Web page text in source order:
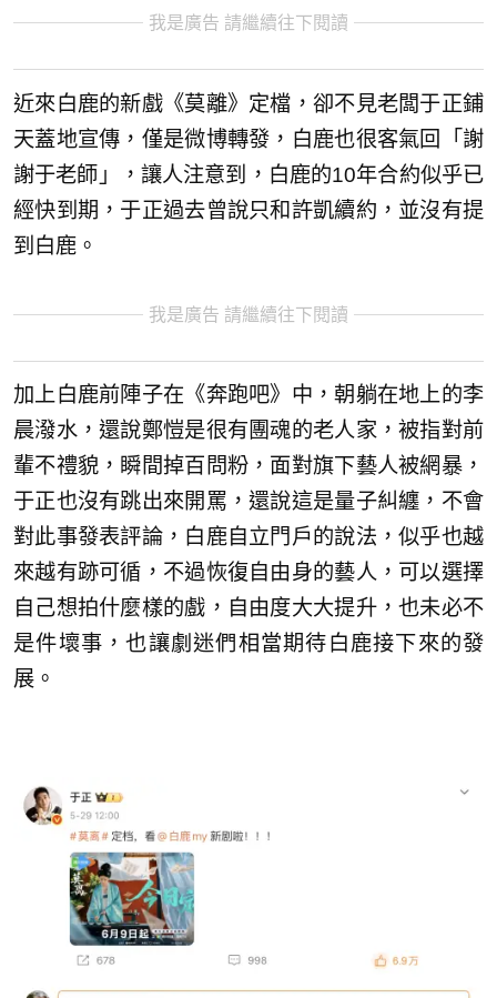
我是廣告 請繼續往下閱讀
近來白鹿的新戲《莫離》定檔，卻不見老闆于正鋪
天蓋地宣傳，僅是微博轉發，白鹿也很客氣回「謝
謝于老師」，讓人注意到，白鹿的10年合約似乎已
經快到期，于正過去曾說只和許凱續約，並沒有提
到白鹿。
我是廣告 請繼續往下閱讀
加上白鹿前陣子在《奔跑吧》中，朝躺在地上的李
晨潑水，還說鄭愷是很有團魂的老人家，被指對前
輩不禮貌，瞬間掉百問粉，面對旗下藝人被網暴，
于正也沒有跳出來開罵，還說這是量子糾纏，不會
對此事發表評論，白鹿自立門戶的說法，似乎也越
來越有跡可循，不過恢復自由身的藝人，可以選擇
自己想拍什麼樣的戲，自由度大大提升，也未必不
是件壞事，也讓劇迷們相當期待白鹿接下來的發
展。